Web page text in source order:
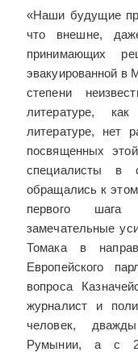
«Наши будущие
что внешне,
принимающих
эвакуированной в
степени
литературе,
литературе, нет
посвященных
специалисты в
обращались к
первого
замечательные
Томака в
Европейского
вопроса
журналист и
человек,
Румынии, а с